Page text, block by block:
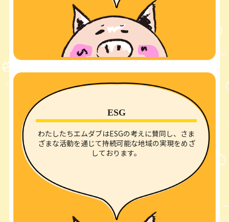
ESG
わたしたちエムダブはESGの考えに賛同し、さま
ざまな活動を通じて持続可能な地域の実現をめざ
しております。